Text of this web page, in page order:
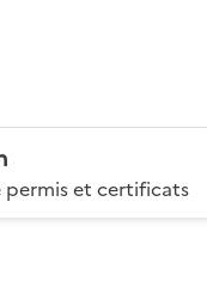
permis et certificats